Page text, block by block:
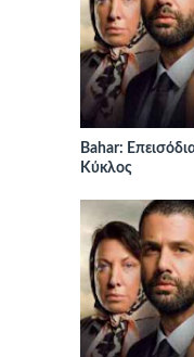
Bahar:
Κύκλος